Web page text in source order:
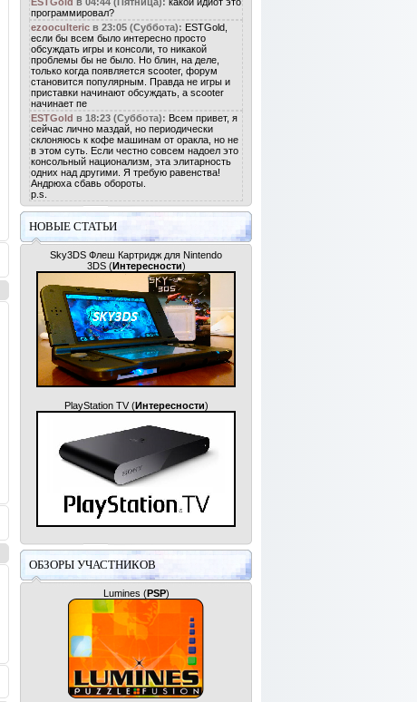
программировал?
ezooculteric в 23:05 (Суббота): ESTGold,
если бы всем было интересно просто
обсуждать игры и консоли, то никакой
проблемы бы не было. Но блин, на деле,
только когда появляется scooter, форум
становится популярным. Правда не игры и
приставки начинают обсуждать, а scooter
начинает пе
ESTGold в 18:23 (Суббота): Всем привет, я
сейчас лично маздай, но периодически
склоняюсь к кофе машинам от оракла, но не
в этом суть. Если честно совсем надоел это
консольный национализм, эта элитарность
одних над другими. Я требую равенства!
Андрюха сбавь обороты.
p.s.
НОВЫЕ СТАТЬИ
Sky3DS Флеш Картридж для Nintendo
3DS (Интересности)
PlayStation TV(Интересности)
ОБЗОРЫ УЧАСТНИКОВ
Lumines (PSP)